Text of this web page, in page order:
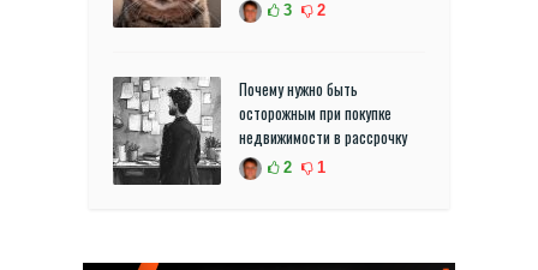
3 2
Почему нужно быть
осторожным при покупке
недвижимости в рассрочку
2 1